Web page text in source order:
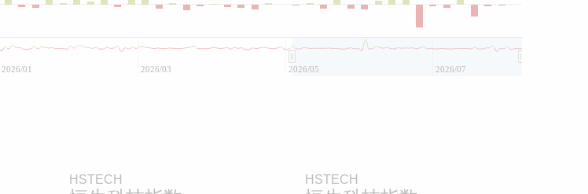
2026/01 2026/03 2026/05 2026/07
HSTECH HSTECH